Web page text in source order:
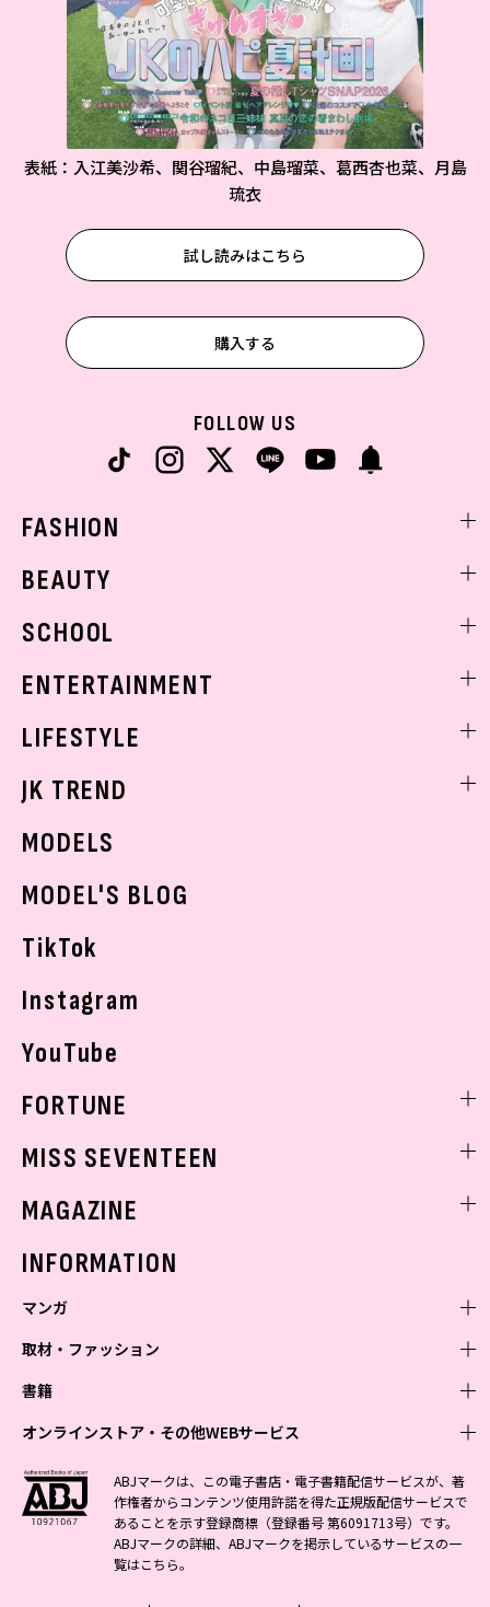
表紙：入江美沙希、関谷瑠紀、中島瑠菜、葛西杏也菜、月島
琉衣
試し読みはこちら
購入する
FOLLOW US
FASHION
着回し
BEAUTY
ベストコスメ
ボディケア
SCHOOL
学校ヘアメイク
ENTERTAINMENT
K-POP
LIFESTYLE
モデルの購入品
JK TREND
MODELS
MODEL'S BLOG
TikTok
Instagram
YouTube
FORTUNE
MISS SEVENTEEN
MAGAZINE
INFORMATION
マンガ
少年マンガ
Vジャンプ
最強ジャンプ
少年ジャンプ+
ジャンプTOON
青年マンガ
ZEBRACK
S-MANGA
集英社ジャンプリミックス
少女マンガ
ZEBRACK
S-MANGA
集英社コミック文庫
女性マンガ
ジャンプTOON
集英社コミック文庫
取材・ファッション
ファッション・美容
BAILA
MAQUIA
芸能・情報・スポーツ
週プレNEWS
週プレ グラジャパ!
書籍
文芸・文庫・総合
小説すばる
集英社 文芸ステーション
web 集英社文庫
学芸・ノンフィクション・新書
1日5分で、明日は変わる よみタイ yomitai
集英社学芸部 - 学芸・ノンフィクション
集英社ビジネス書
ライトノベル・ノベライズ
集英社オレンジ文庫
JUMP j-BOOKS
オンラインストア・その他WEBサービス
オンラインストア
OTO
SHUEISHA MANGA-ART HERITAGE
ジャンプキャラクターズストア
HAPPY PLUS STORE
その他WEBサービス
集英社アドナビ
集英社エディターズ・ラボ
ABJマークは、この電子書店・電子書籍配信サービスが、著
作権者からコンテンツ使用許諾を得た正規版配信サービスで
あることを示す登録商標（登録番号 第6091713号）です。
ABJマークの詳細、ABJマークを掲示しているサービスの一
覧はこちら。